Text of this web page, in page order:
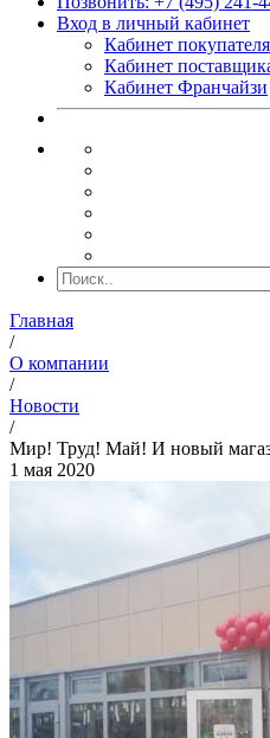
Вход в личный кабинет
Кабинет покупателя
Кабинет
Кабинет Франчайзи
Главная
/
О компании
/
Новости
/
Мир! Труд! Май! И новый
1 мая 2020